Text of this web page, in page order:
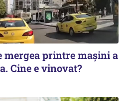
mergea printre maşini a
Cine e vinovat?